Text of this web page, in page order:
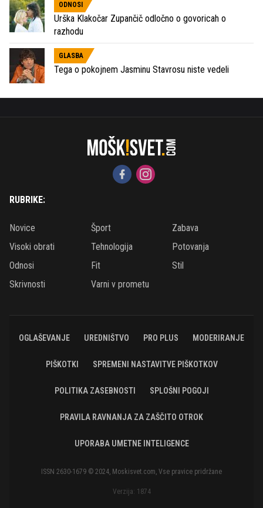
ODNOSI
Urška Klakočar Zupančič odločno o govoricah o
razhodu
GLASBA
Tega o pokojnem Jasminu Stavrosu niste vedeli
RUBRIKE:
Novice Šport
Zabava
Visoki obrati
Tehnologija
Potovanja
Odnosi
Fit
Stil
Skrivnosti
Varni v prometu
OGLAŠEVANJE UREDNIŠTVO PRO PLUS MODERIRANJE
PIŠKOTKI SPREMENI NASTAVITVE PIŠKOTKOV
POLITIKA ZASEBNOSTI SPLOŠNI POGOJI
PRAVILA RAVNANJA ZA ZAŠČITO OTROK
UPORABA UMETNE INTELIGENCE
ISSN 2630-1679 © 2024, Moskisvet.com, Vse pravice pridržane
Verzija: 1874